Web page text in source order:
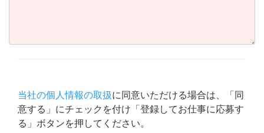
当社の個人情報の取扱に同意いただける場合は、「同
意する」にチェックを付け「登録してお仕事に応募す
る」ボタンを押してください。